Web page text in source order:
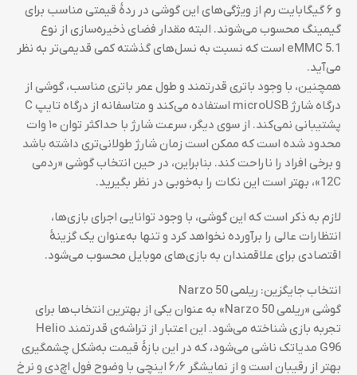
و ۶ گیگابایت رم از ویژگی‌های این گوشی در ردهٔ قیمتی مناسب برای
گیمینگ محسوب می‌شوند. البته مقدار فضای ذخیره‌سازی از نوع
eMMC 5.1 است که نسبت به نسل‌های گذشته کمی قدیمی‌تر به نظر
می‌آید.
همچنین، با وجود باتری قدرتمند و طول عمر باتری مناسب، گوشی از
درگاه شارژ microUSB استفاده می‌کند و متاسفانه از درگاه تایپ C
پشتیبانی نمی‌کند. از سوی دیگر، سرعت شارژ با حداکثر توان ۱۰ وات
محدود شده است که ممکن است زمان شارژ طولانی‌تری داشته باشد
و برخی افراد را ناراحت کند. بنابراین، در حین انتخاب گوشی «ردمی
12C»، بهتر است این نکات را به‌خوبی در نظر بگیرید.
لازم به ذکر است که این گوشی، با وجود توانایی اجرای بازی‌ها،
انتظارات عالی را برآورده نخواهد کرد و تنها به‌عنوان یک گزینهٔ
اقتصادی برای علاقمندان به بازی‌های موبایل محسوب می‌شود.
انتخاب جایگزین: ریلمی Narzo 50
گوشی «ریلمی Narzo 50» به عنوان یکی از بهترین انتخاب‌ها برای
تجربه بازی شناخته می‌شود. این اعتبار از تراشه‌ی قدرتمند Helio
G96 مدیاتک ناشی می‌شود، که در این بازهٔ قیمت به‌شکل چشمگیری
بهتر از رقیبان است و از نمایشگر ۶٫۶ اینچی با وضوح فول اچ‌دی و نرخ